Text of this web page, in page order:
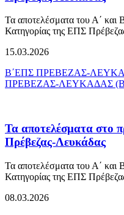
Τα αποτελέσματα του Α΄ και
Κατηγορίας της ΕΠΣ
15.03.2026
Β΄ΕΠΣ ΠΡΕΒΕΖΑΣ-
ΠΡΕΒΕΖΑΣ-ΛΕΥΚΑΔΑΣ
Τα αποτελέσματα στο
Πρέβεζας-Λευκάδας
Τα αποτελέσματα του Α΄ και
Κατηγορίας της ΕΠΣ
08.03.2026